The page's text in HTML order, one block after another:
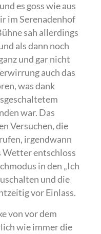
es goss wie aus
im Serenadenhof
sah allerdings
als dann noch
und gar nicht
auch das
was dank
war. Das
Versuchen, die
irgendwann
Wetter entschloss
in den „Ich
und die
vor Einlass.
von vor dem
wie immer die